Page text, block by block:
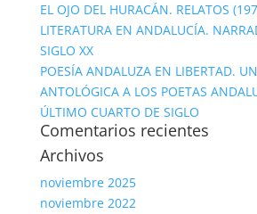
EL OJO DEL HURACÁN. RELATOS
LITERATURA EN ANDALUCÍA.
SIGLO XX
POESÍA ANDALUZA EN LIBERTAD.
ANTOLÓGICA A LOS POETAS
ÚLTIMO CUARTO DE SIGLO
Comentarios recientes
Archivos
noviembre 2025
noviembre 2022